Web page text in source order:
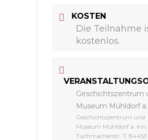
KOSTEN
Die Teilnahme
kostenlos.
Geschichtszentrum
Museum Mühldorf
Geschichtszentrum und
Museum Mühldorf a. Inn,
Tuchmacherstr. 7, 84453